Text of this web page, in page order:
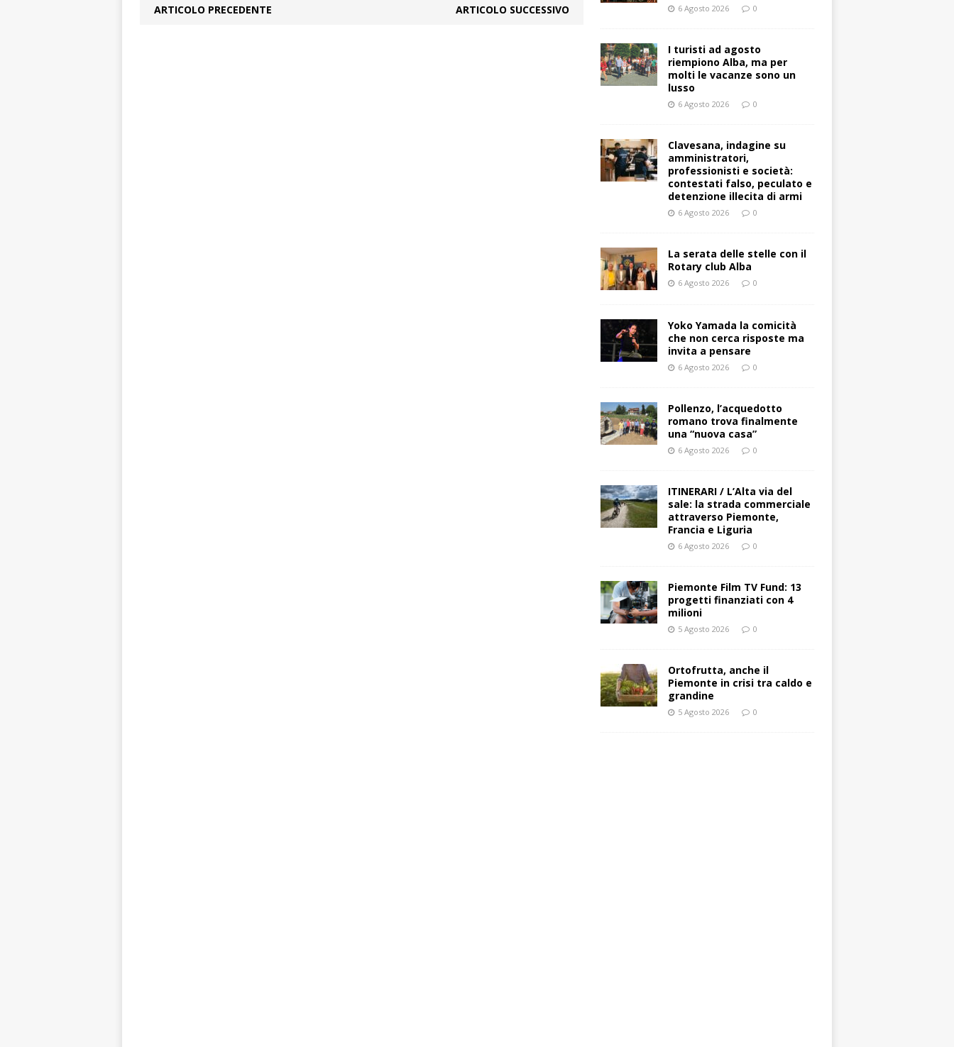
ARTICOLO PRECEDENTE ARTICOLO SUCCESSIVO 6 Agosto 2026 0
I turisti ad agosto
riempiono Alba, ma per
molti le vacanze sono un
lusso
6 Agosto 2026 0
Clavesana, indagine su
amministratori,
professionisti e società:
contestati falso, peculato e
detenzione illecita di armi
6 Agosto 2026 0
La serata delle stelle con il
Rotary club Alba
6 Agosto 2026 0
Yoko Yamada la comicità
che non cerca risposte ma
invita a pensare
6 Agosto 2026 0
Pollenzo, l’acquedotto
romano trova finalmente
una “nuova casa”
6 Agosto 2026 0
ITINERARI / L’Alta via del
sale: la strada commerciale
attraverso Piemonte,
Francia e Liguria
6 Agosto 2026 0
Piemonte Film TV Fund: 13
progetti finanziati con 4
milioni
5 Agosto 2026 0
Ortofrutta, anche il
Piemonte in crisi tra caldo e
grandine
5 Agosto 2026 0